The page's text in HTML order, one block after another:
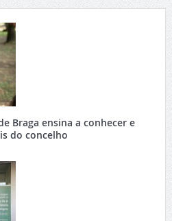
Braga ensina a conhecer e
do concelho